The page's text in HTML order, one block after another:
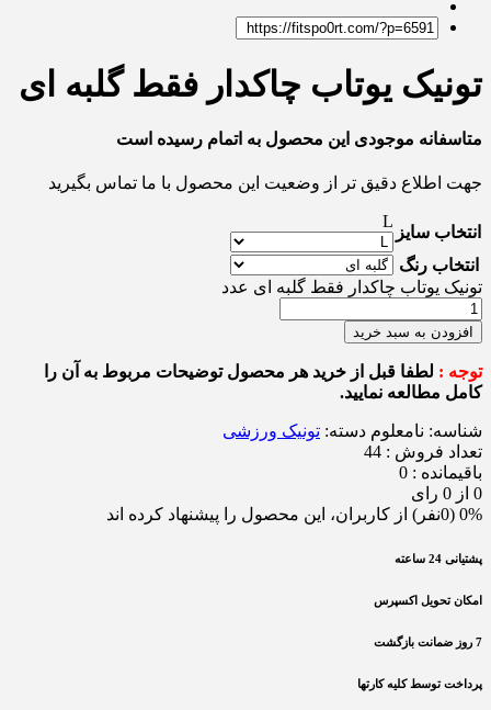
تونیک یوتاب چاکدار فقط گلبه ای
متاسفانه موجودی این محصول به اتمام رسیده است
جهت اطلاع دقیق تر از وضعیت این محصول با ما تماس بگیرید
انتخاب سایز
L
انتخاب رنگ
تونیک یوتاب چاکدار فقط گلبه ای عدد
افزودن به سبد خرید
توجه : لطفا قبل از خرید هر محصول توضیحات مربوط به آن را
کامل مطالعه نمایید.
شناسه: نامعلوم دسته: تونیک ورزشی
تعداد فروش : 44
باقیمانده : 0
0 از 0 رای
0% (0نفر) از کاربران، این محصول را پیشنهاد کرده اند
پشتیانی 24 ساعته
امکان تحویل اکسپرس
7 روز ضمانت بازگشت
پرداخت توسط کلیه کارتها